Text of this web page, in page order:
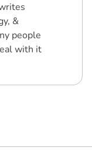
&
people
with it